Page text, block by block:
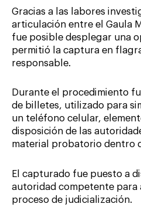
Gracias a las labores
articulación entre el Gaula
fue posible desplegar una
permitió la captura en
responsable.
Durante el procedimiento
de billetes, utilizado para
un teléfono celular,
disposición de las
material probatorio dentro
El capturado fue puesto a
autoridad competente para
proceso de judicialización.